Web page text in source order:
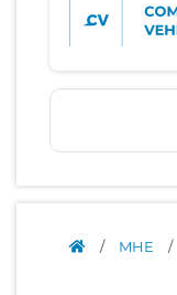
/ MHE /